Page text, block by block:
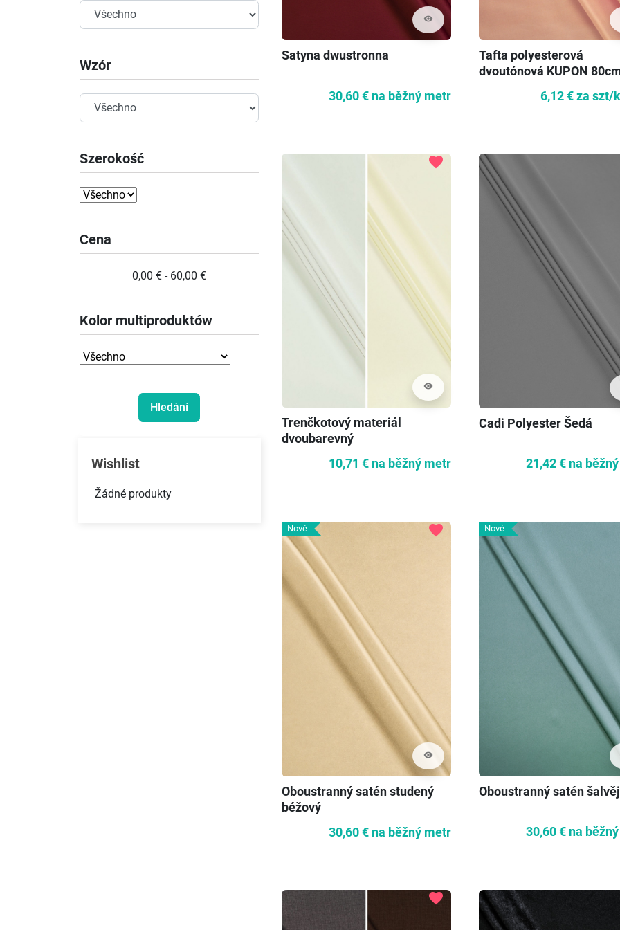
Wzór
Szerokość
Cena
0,00 € - 60,00 €
Kolor multiproduktów
Wishlist
Žádné produkty
visibility
Satyna dwustronna
30,60 € na běžný metr
Tafta polyesterová
dvoutónová KUPON
6,12 €za szt/
visibility
favorite
Trenčkotový materiál
dvoubarevný
10,71 € na běžný metr
Cadi Polyester Šedá
21,42 € na
Nové
visibility
favorite
Oboustranný satén studený
béžový
30,60 € na běžný metr
Nové
Oboustranný satén
30,60 € na
favorite